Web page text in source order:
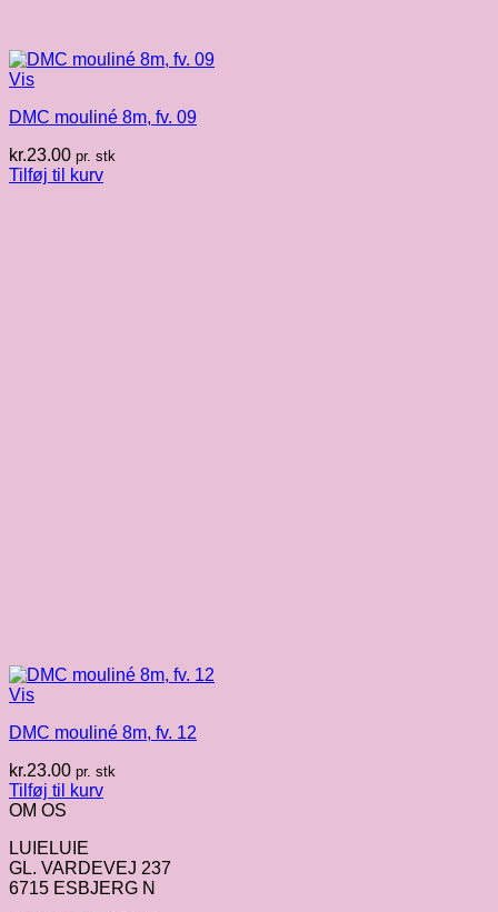
Vis
DMC mouliné 8m, fv. 09
kr.23.00 pr. stk
Tilføj til kurv
Vis
DMC mouliné 8m, fv. 12
kr.23.00 pr. stk
Tilføj til kurv
OM OS
LUIELUIE
GL. VARDEVEJ 237
6715 ESBJERG N